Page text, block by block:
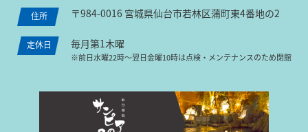
住所 〒984-0016 宮城県仙台市若林区蒲町東4番地の2
定休日 毎月第1木曜
※前日水曜22時〜翌日金曜10時は点検・メンテナンスのため閉館